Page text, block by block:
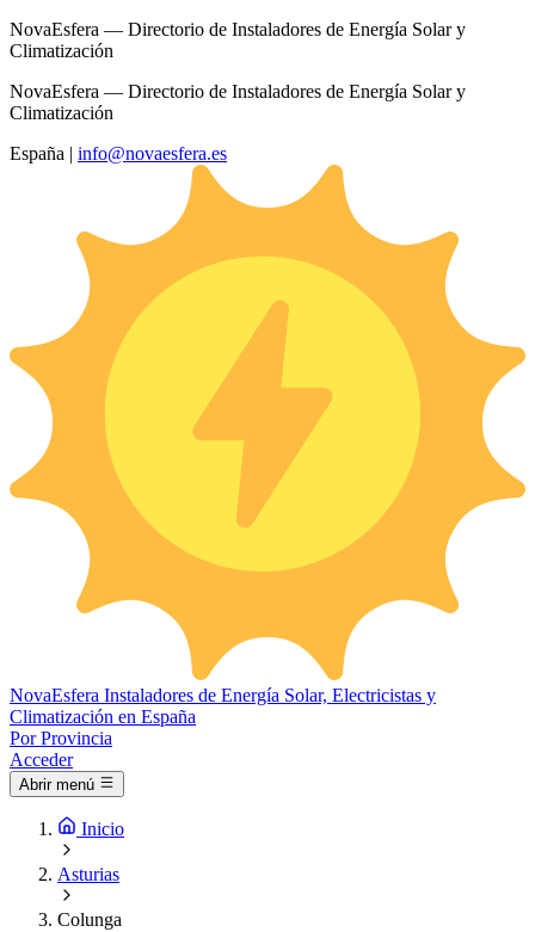
NovaEsfera — Directorio de Instaladores de Energía Solar y
Climatización
NovaEsfera — Directorio de Instaladores de Energía Solar y
Climatización
España | info@novaesfera.es
NovaEsfera Instaladores de Energía Solar, Electricistas y
Climatización en España
Por Provincia
Acceder
Abrir menú
Inicio
Asturias
Colunga